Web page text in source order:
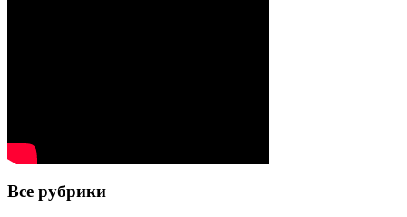
Все рубрики